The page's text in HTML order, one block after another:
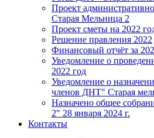
Проект
Старая Мельница 2
Проект сметы на 2022
Решение правления 2022
Финансовый отчёт за
Уведомление о
2022 год
Уведомление о
членов ДНТ" Старая
Назначено общее
2" 28 января 2024 г.
Контакты